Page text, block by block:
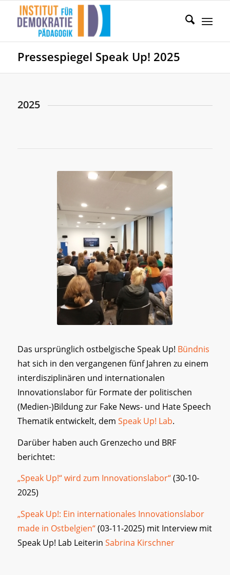
Pressespiegel Speak Up! 2025
2025
Das ursprünglich ostbelgische Speak Up! Bündnis
hat sich in den vergangenen fünf Jahren zu einem
interdisziplinären und internationalen
Innovationslabor für Formate der politischen
(Medien-)Bildung zur Fake News- und Hate Speech
Thematik entwickelt, dem Speak Up! Lab.
Darüber haben auch Grenzecho und BRF
berichtet:
„Speak Up!“ wird zum Innovationslabor“(30-10-
2025)
„Speak Up!: Ein internationales Innovationslabor
made in Ostbelgien“(03-11-2025) mit Interview mit
Speak Up! Lab Leiterin Sabrina Kirschner